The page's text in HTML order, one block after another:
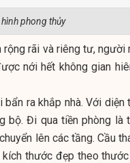
phong thủy
rãi và riêng tư, người
nới hết không gian
ra khắp nhà. Với diện
bộ. Đi qua tiền phòng là
lên các tầng. Cầu
thước đẹp theo